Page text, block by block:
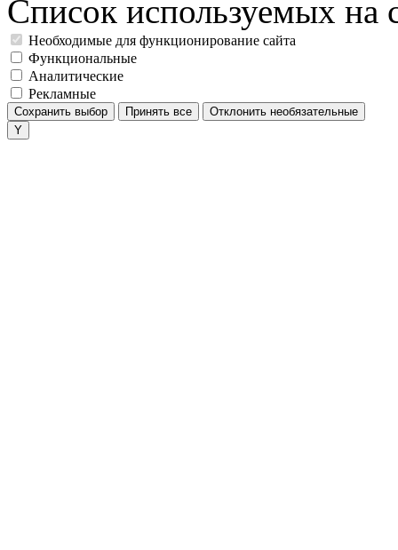
Список используемых на
Необходимые для функционирование сайта
Функциональные
Аналитические
Рекламные
Сохранить выбор Принять все Отклонить необязательные